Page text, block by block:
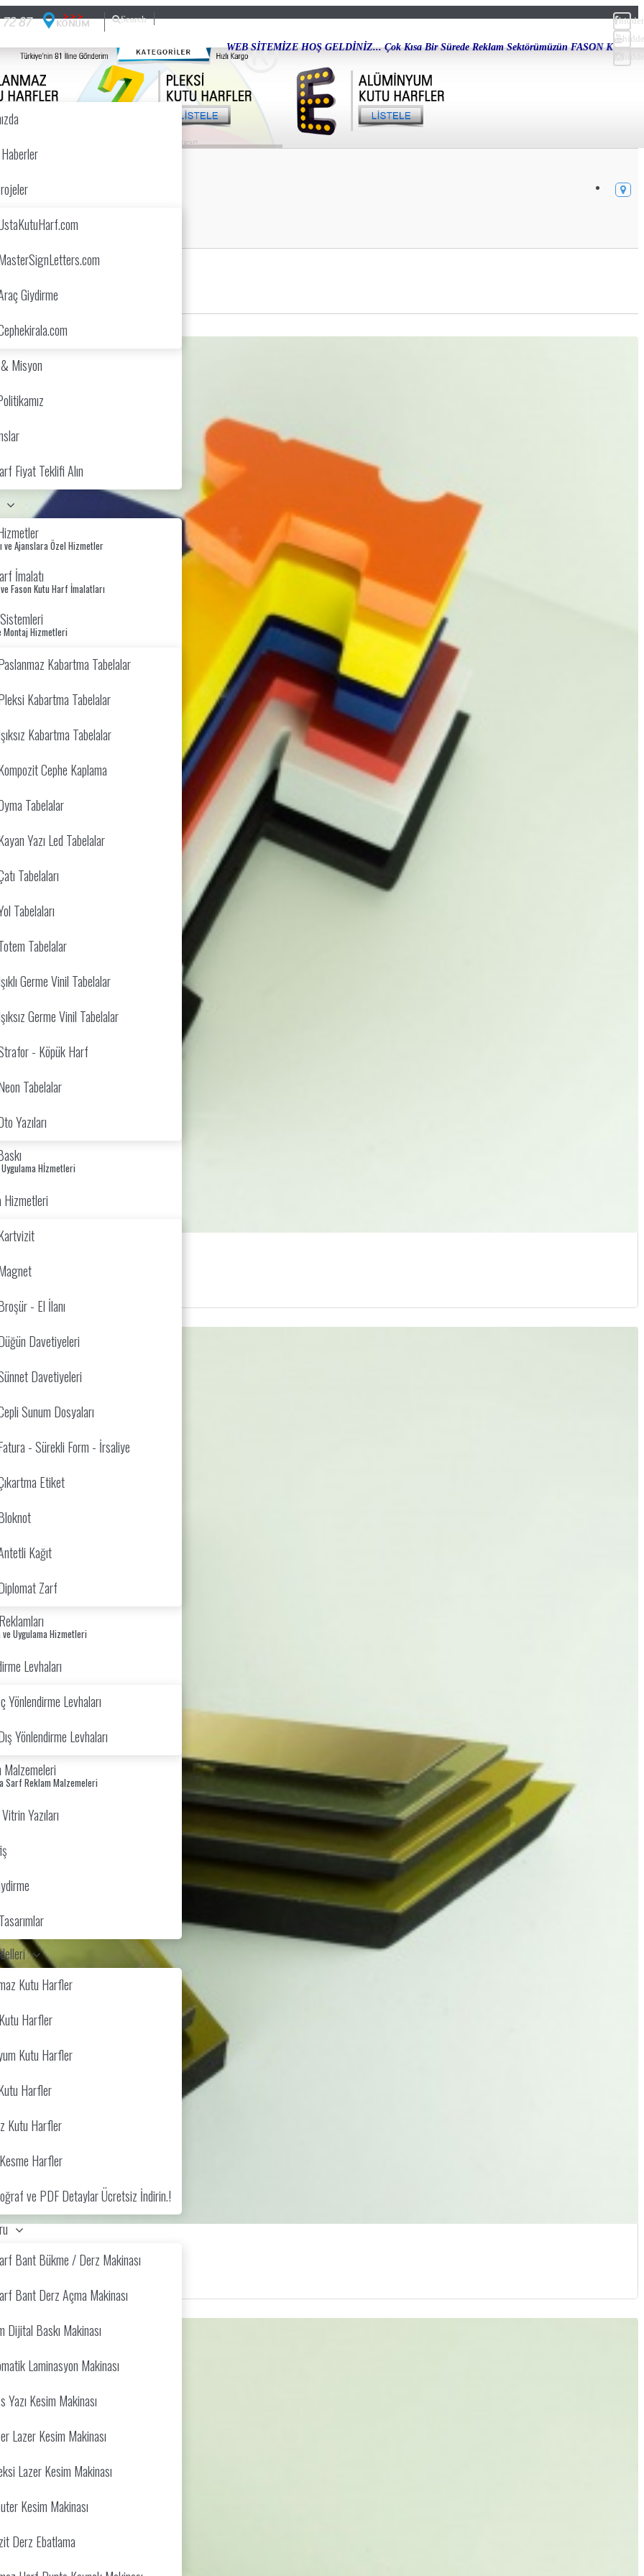
Search
WEB SİTEMİZE HOŞ GELDİNİZ... Çok Kısa Bir Sürede Reklam Sektörümüzün FASON KUTU HARF İmalatları
Giydirme
Misyon
Fiyat Teklifi Alın
ve Ajanslara Özel Hizmetler
İmalatı
Fason Kutu Harf İmalatları
Montaj Hizmetleri
Kabartma Tabelalar
Kabartma Tabelalar
Kabartma Tabelalar
Cephe Kaplama
Tabelalar
Yazı Led Tabelalar
Tabelaları
Tabelaları
Tabelalar
Germe Vinil Tabelalar
Germe Vinil Tabelalar
- Köpük Harf
Tabelalar
Yazıları
Uygulama Hİzmetleri
Hizmetleri
- El İlanı
Davetiyeleri
Davetiyeleri
Sunum Dosyaları
- Sürekli Form - İrsaliye
Etiket
Kağıt
Zarf
Uygulama Hizmetleri
Levhaları
Yönlendirme Levhaları
Yönlendirme Levhaları
Malzemeleri
Sarf Reklam Malzemeleri
Yazıları
Kutu Harfler
Harfler
Kutu Harfler
Harfler
Kutu Harfler
Harfler
ve PDF Detaylar Ücretsiz İndirin.!
Bant Bükme / Derz Makinası
Bant Derz Açma Makinası
Dijital Baskı Makinası
Laminasyon Makinası
Yazı Kesim Makinası
Lazer Kesim Makinası
Lazer Kesim Makinası
Kesim Makinası
Derz Ebatlama